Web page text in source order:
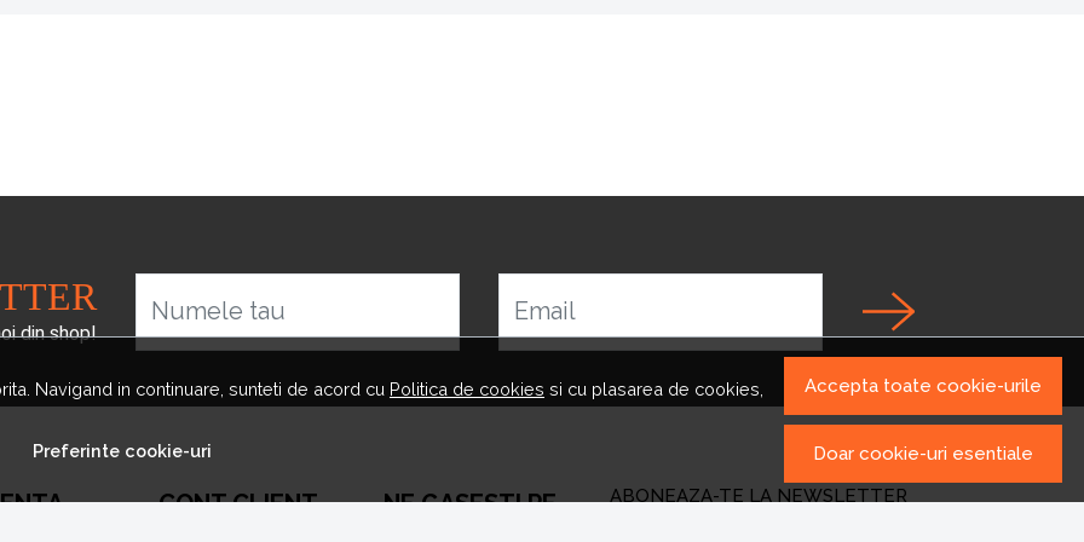
Navigand in continuare, sunteti de acord cu Politica de cookies si cu plasarea de cookies,
Preferinte cookie-uri
Accepta toate cookie-urile
Doar cookie-uri esentiale
din shop!
Numele tau Email
CONT CLIENT NE GASESTI PE ABONEAZA-TE LA NEWSLETTER